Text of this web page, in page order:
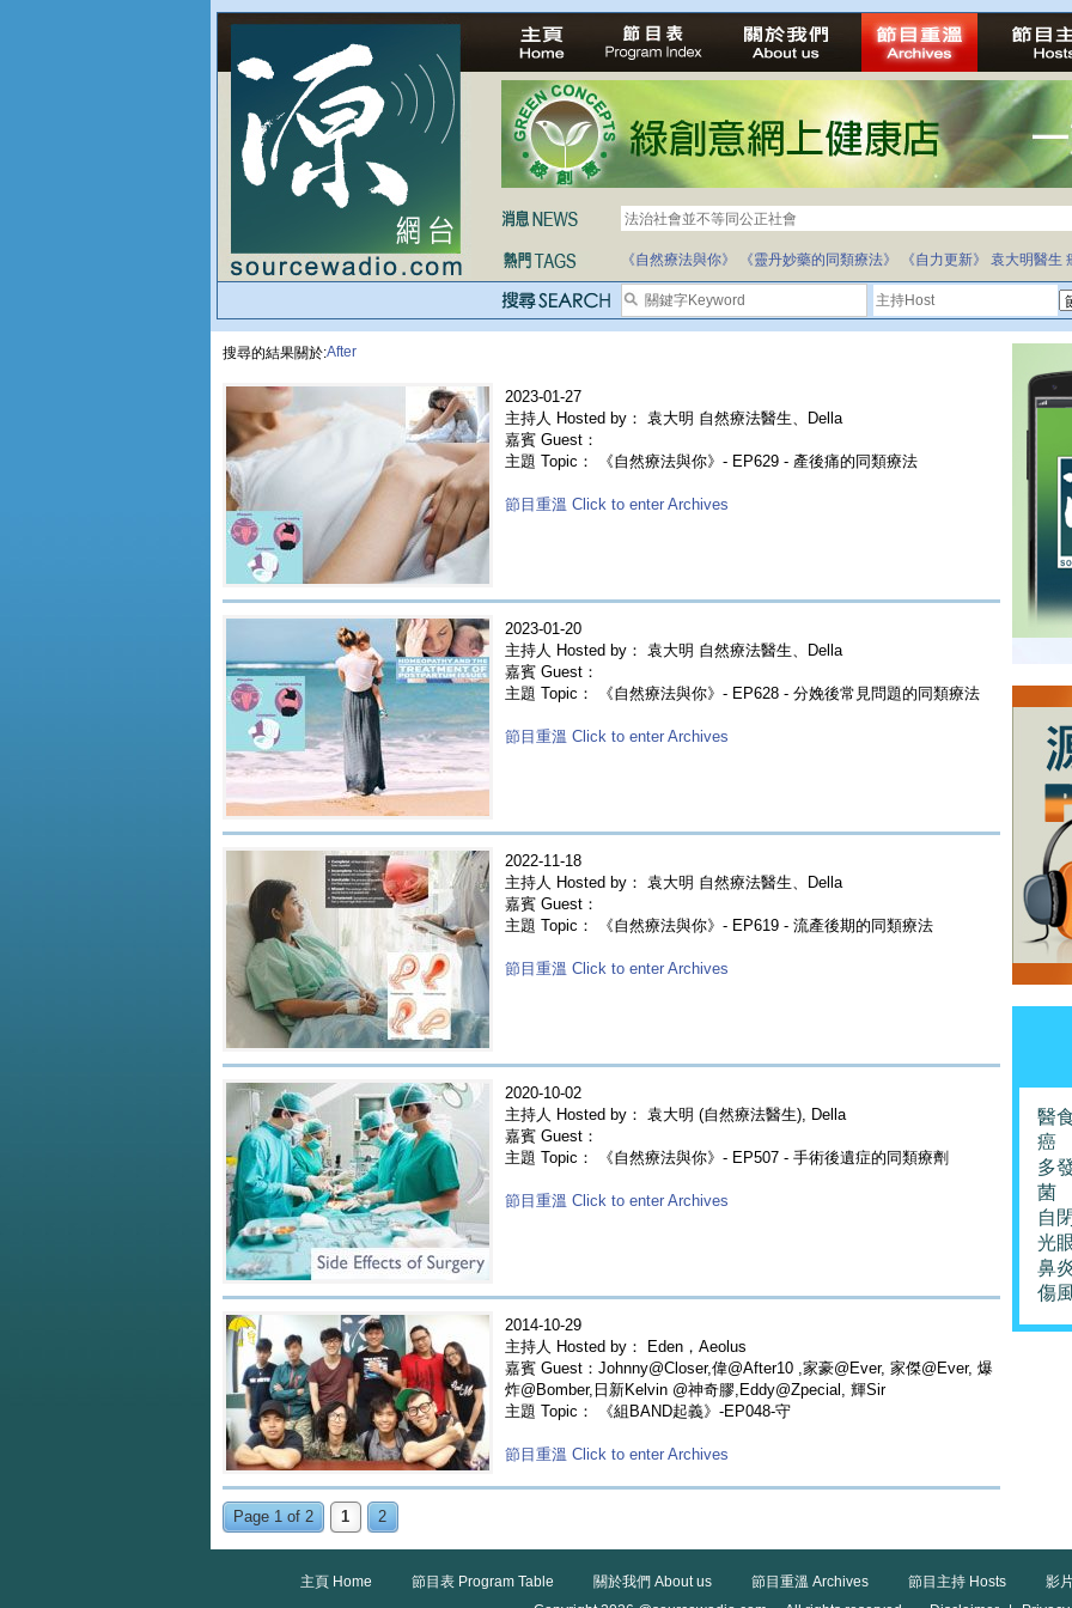
法治社會並不等同公正社會
《自然療法與你》
《靈丹妙藥的同類療法》 《自力更新》 袁大明醫生
搜尋的結果關於:After
2023-01-27
主持人 Hosted by： 袁大明 自然療法醫生、Della
嘉賓 Guest：
主題 Topic： 《自然療法與你》- EP629 - 產後痛的同類療法
節目重溫 Click to enter Archives
2023-01-20
主持人 Hosted by： 袁大明 自然療法醫生、Della
嘉賓 Guest：
主題 Topic： 《自然療法與你》- EP628 - 分娩後常見問題的同類療法
節目重溫 Click to enter Archives
2022-11-18
主持人 Hosted by： 袁大明 自然療法醫生、Della
嘉賓 Guest：
主題 Topic： 《自然療法與你》- EP619 - 流產後期的同類療法
節目重溫 Click to enter Archives
2020-10-02
主持人 Hosted by： 袁大明 (自然療法醫生), Della
嘉賓 Guest：
主題 Topic： 《自然療法與你》- EP507 - 手術後遺症的同類療劑
節目重溫 Click to enter Archives
2014-10-29
主持人 Hosted by： Eden，Aeolus
嘉賓 Guest：Johnny@Closer,偉@After10 ,家豪@Ever, 家傑@Ever, 爆
炸@Bomber,日新Kelvin @神奇膠,Eddy@Zpecial, 輝Sir
主題 Topic： 《組BAND起義》-EP048-守
節目重溫 Click to enter Archives
Page 1 of 2 1 2
醫
癌
多
菌
自
光
鼻
傷
主頁 Home 節目表 Program Table 關於我們 About us 節目重溫 Archives 節目主持 Hosts
影